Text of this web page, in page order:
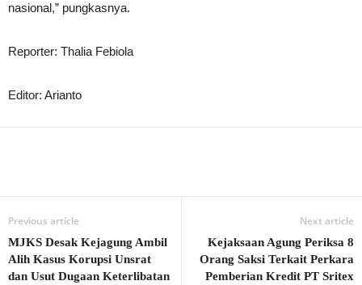
nasional,” pungkasnya.
Reporter: Thalia Febiola
Editor: Arianto
Previous article
MJKS Desak Kejagung Ambil
Alih Kasus Korupsi Unsrat
dan Usut Dugaan Keterlibatan
Next article
Kejaksaan Agung Periksa 8
Orang Saksi Terkait Perkara
Pemberian Kredit PT Sritex